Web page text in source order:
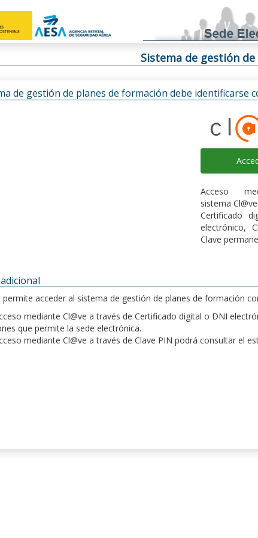
Sistema de gestión
de gestión de planes de formación debe identificarse
Acceso
sistema
Certificado
electrónico,
Clave
permite acceder al sistema de gestión de planes de formación
mediante Cl@ve a través de Certificado digital o DNI
que permite la sede electrónica.
mediante Cl@ve a través de Clave PIN podrá consultar el